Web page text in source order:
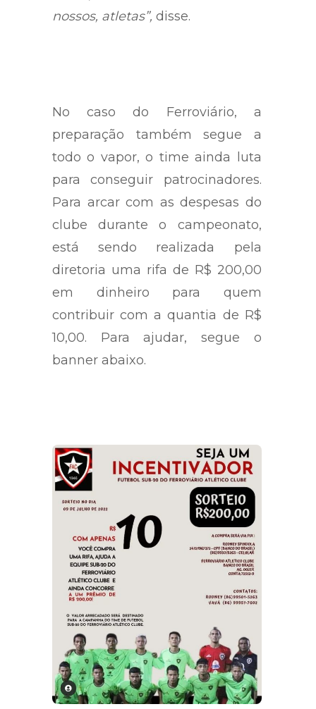
nossos, atletas”, disse.
No caso do Ferroviário, a
preparação também segue a
todo o vapor, o time ainda luta
para conseguir patrocinadores.
Para arcar com as despesas do
clube durante o campeonato,
está sendo realizada pela
diretoria uma rifa de R$ 200,00
em dinheiro para quem
contribuir com a quantia de R$
10,00. Para ajudar, segue o
banner abaixo.